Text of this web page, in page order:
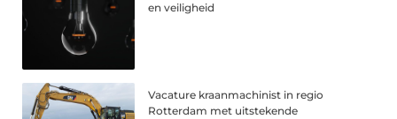
en veiligheid
Vacature kraanmachinist in regio
Rotterdam met uitstekende